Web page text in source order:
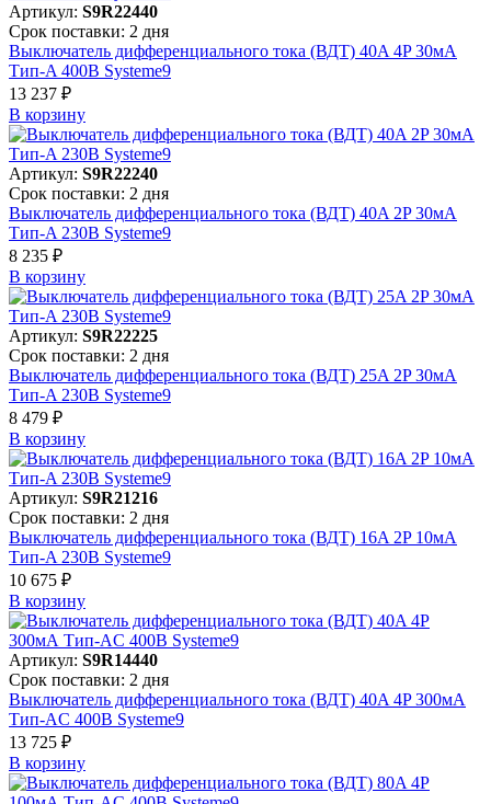
Артикул: S9R22440
Срок поставки: 2 дня
Выключатель дифференциального тока (ВДТ) 40A 4P 30мА
Тип-A 400В Systeme9
13 237 ₽
В корзинy
Артикул: S9R22240
Срок поставки: 2 дня
Выключатель дифференциального тока (ВДТ) 40A 2P 30мА
Тип-A 230В Systeme9
8 235 ₽
В корзинy
Артикул: S9R22225
Срок поставки: 2 дня
Выключатель дифференциального тока (ВДТ) 25A 2P 30мА
Тип-A 230В Systeme9
8 479 ₽
В корзинy
Артикул: S9R21216
Срок поставки: 2 дня
Выключатель дифференциального тока (ВДТ) 16A 2P 10мА
Тип-A 230В Systeme9
10 675 ₽
В корзинy
Артикул: S9R14440
Срок поставки: 2 дня
Выключатель дифференциального тока (ВДТ) 40A 4P 300мА
Тип-AC 400В Systeme9
13 725 ₽
В корзинy